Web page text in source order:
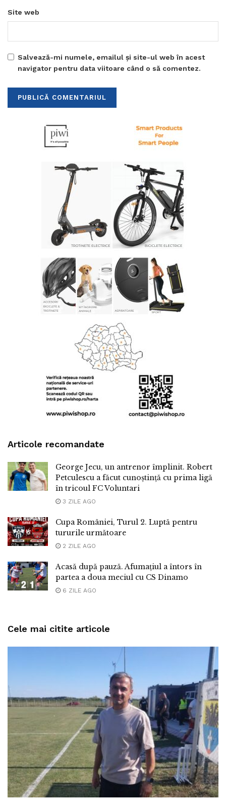
Site web
Salvează-mi numele, emailul și site-ul web în acest
navigator pentru data viitoare când o să comentez.
Articole recomandate
George Jecu, un antrenor împlinit. Robert
Petculescu a făcut cunoștință cu prima ligă
în tricoul FC Voluntari
3 ZILE AGO
Cupa României, Turul 2. Luptă pentru
tururile următoare
2 ZILE AGO
Acasă după pauză. Afumațiul a întors în
partea a doua meciul cu CS Dinamo
6 ZILE AGO
Cele mai citite articole